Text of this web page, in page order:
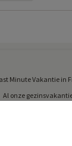
Minute Vakantie in
Al onze